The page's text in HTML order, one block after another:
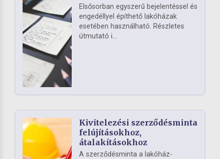
Elsősorban egyszerű bejelentéssel és
engedéllyel építhető lakóházak
esetében használható. Részletes
útmutató i...
Kivitelezési szerződésminta
felújításokhoz,
átalakításokhoz
A szerződésminta a lakóház-